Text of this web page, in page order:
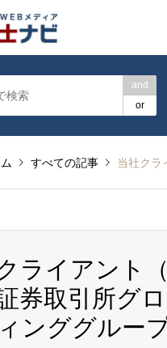
and
or
すべての記事 当社クラ
ライアント
券取引所グ
ンググループ